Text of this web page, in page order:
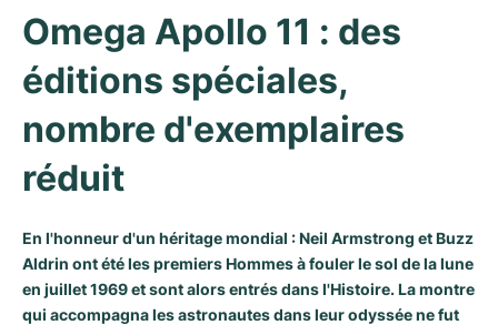
Milgauss
Oyster Perpetual
Yacht-Master
Yacht-Master II
Sea-Dweller
Sky-Dweller
Montres pour femmes
Ronde
Rotonde
Crash
Pasha
Tortue
Baignoire
Professional
Bentley
Transocean
Cockpit
Chronospace
Super Avenger
Formula 1
Grand Carrera
Montres d'occasion
Montres pour femmes
Portofino
Portugieser
Da Vinci
Aquatimer
Spitfire
GST
Spirit of Big Bang
King Power
Montres d'occasion
Omega Apollo 11 : des
éditions spéciales,
nombre d'exemplaires
réduit
En l'honneur d'un héritage mondial : Neil Armstrong et Buzz
Aldrin ont été les premiers Hommes à fouler le sol de la lune
en juillet 1969 et sont alors entrés dans l'Histoire. La montre
qui accompagna les astronautes dans leur odyssée ne fut